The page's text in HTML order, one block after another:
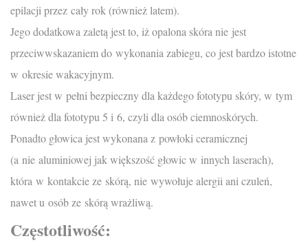
epilacji przez cały rok (również latem).
Jego dodatkowa zaletą jest to, iż opalona skóra nie jest
przeciwwskazaniem do wykonania zabiegu, co jest bardzo istotne
w okresie wakacyjnym.
Laser jest w pełni bezpieczny dla każdego fototypu skóry, w tym
również dla fototypu 5 i 6, czyli dla osób ciemnoskórych.
Ponadto głowica jest wykonana z powłoki ceramicznej
(a nie aluminiowej jak większość głowic w innych laserach),
która w kontakcie ze skórą, nie wywołuje alergii ani czuleń,
nawet u osób ze skórą wrażliwą.
Częstotliwość: